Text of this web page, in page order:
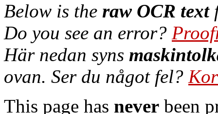
Below is the raw OCR text
Do you see an error?
Här nedan syns
ovan. Ser du något fel?
This page has never been